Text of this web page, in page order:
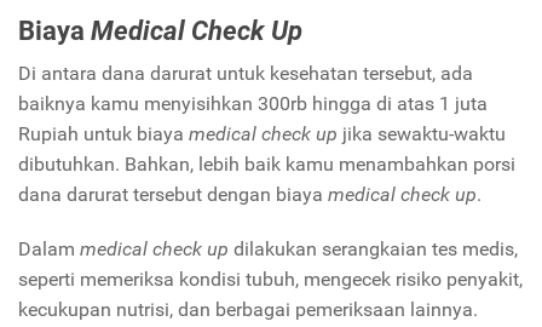
Biaya Medical Check Up
Di antara dana darurat untuk kesehatan tersebut, ada
baiknya kamu menyisihkan 300rb hingga di atas 1 juta
Rupiah untuk biaya medical check up jika sewaktu-waktu
dibutuhkan. Bahkan, lebih baik kamu menambahkan porsi
dana darurat tersebut dengan biaya medical check up.
Dalam medical check up dilakukan serangkaian tes medis,
seperti memeriksa kondisi tubuh, mengecek risiko penyakit,
kecukupan nutrisi, dan berbagai pemeriksaan lainnya.